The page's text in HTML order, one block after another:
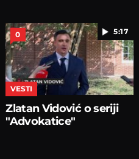
5:17
0
VESTI
Zlatan Vidović o seriji
"Advokatice"